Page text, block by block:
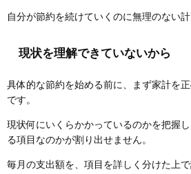
自分が節約を続けていくのに無理のない計
現状を理解できていないから
具体的な節約を始める前に、まず家計を
です。
現状何にいくらかかっているのかを把握
る項目なのかが割り出せません。
毎月の支出額を、項目を詳しく分けた上